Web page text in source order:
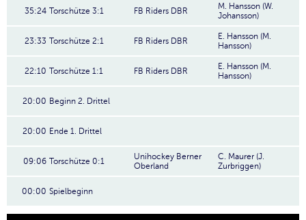
35:24 Torschütze 3:1 FB Riders DBR
M. Hansson (W.
Johansson)
23:33 Torschütze 2:1 FB Riders DBR
E. Hansson (M.
Hansson)
22:10 Torschütze 1:1 FB Riders DBR
E. Hansson (M.
Hansson)
20:00 Beginn 2. Drittel
20:00 Ende 1. Drittel
09:06 Torschütze 0:1
Unihockey Berner
Oberland
C. Maurer (J.
Zurbriggen)
00:00 Spielbeginn